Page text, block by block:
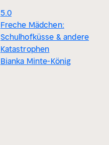
5.0
Freche Mädchen:
Schulhofküsse & andere
Katastrophen
Bianka Minte-König